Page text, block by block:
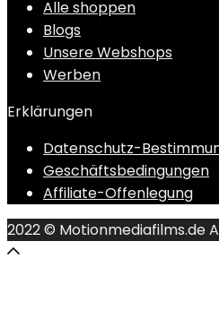
Alle shoppen
Blogs
Unsere Webshops
Werben
Erklärungen
Datenschutz-
Geschäftsbedingungen
Affiliate-Offenlegung
2022 © Motionmediafilms.de